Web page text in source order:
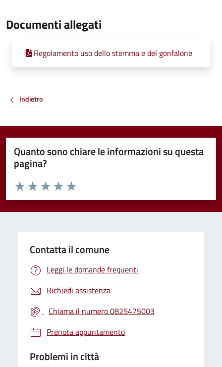
Documenti allegati
Regolamento uso dello stemma e del gonfalone
Indietro
Quanto sono chiare le informazioni su questa
pagina?
Valuta da 1 a 5 stelle la pagina
Valuta 5 stelle su 5
Valuta 4 stelle su 5
Valuta 3 stelle su 5
Valuta 2 stelle su 5
Valuta 1 stelle su 5
Contatta il comune
Leggi le domande frequenti
Richiedi assistenza
Chiama il numero 0825475003
Prenota appuntamento
Problemi in città